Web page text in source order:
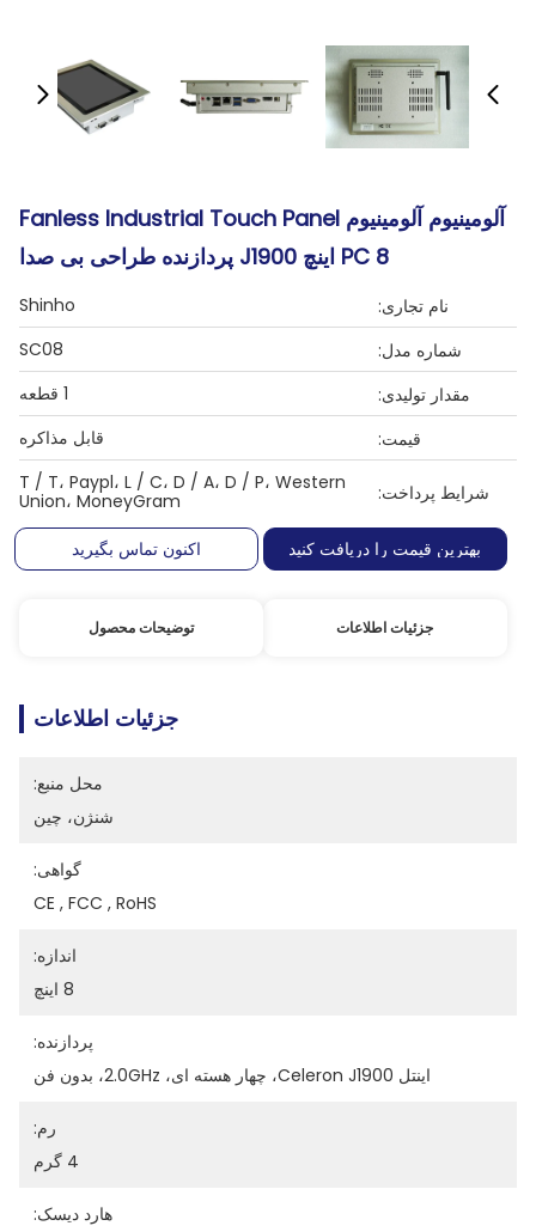
آلومینیوم آلومینیوم Fanless Industrial Touch Panel
PC 8 اینچ J1900 پردازنده طراحی بی صدا
نام تجاری:
Shinho
شماره مدل:
SC08
مقدار تولیدی:
1 قطعه
قیمت:
قابل مذاکره
شرایط پرداخت:
T / T، Paypl، L / C، D / A، D / P، Western
Union، MoneyGram
بهترین قیمت را دریافت کنید
اکنون تماس بگیرید
جزئیات اطلاعات توضیحات محصول
جزئیات اطلاعات
محل منبع:
شنژن، چین
گواهی:
CE , FCC , RoHS
اندازه:
8 اینچ
پردازنده:
اینتل Celeron J1900، چهار هسته ای، 2.0GHz، بدون فن
رم:
4 گرم
هارد دیسک: